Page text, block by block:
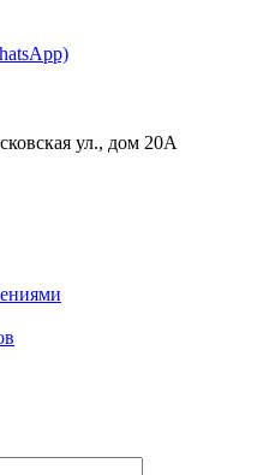
ул., дом 20А